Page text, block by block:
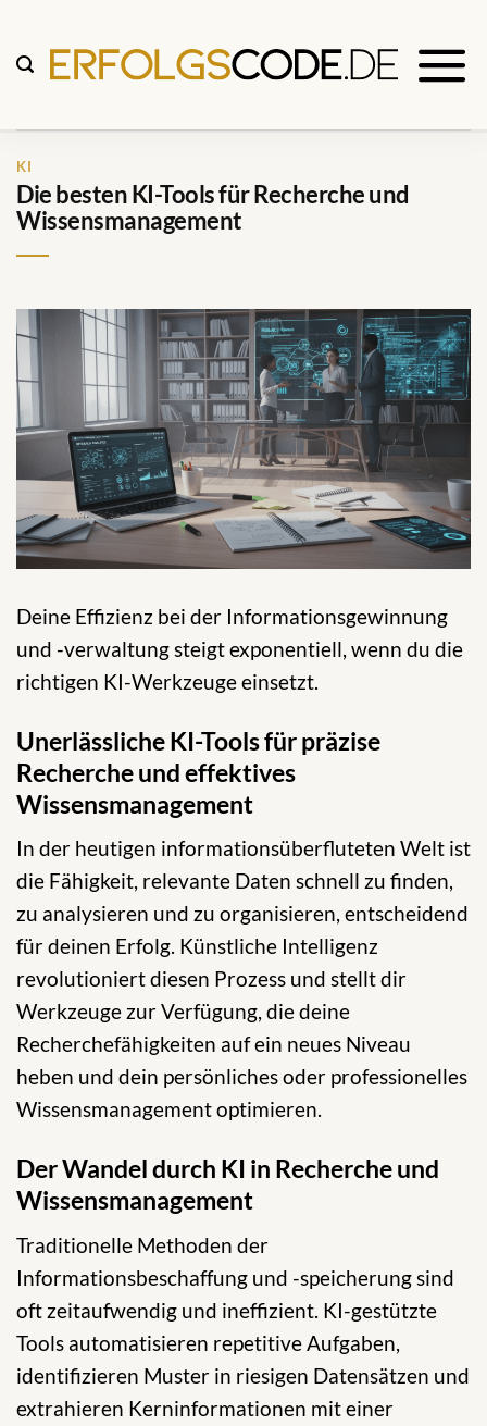
Inhalt
springen
KI
Die besten KI-Tools für Recherche und
Wissensmanagement
Deine Effizienz bei der Informationsgewinnung
und -verwaltung steigt exponentiell, wenn du die
richtigen KI-Werkzeuge einsetzt.
Unerlässliche KI-Tools für präzise
Recherche und effektives
Wissensmanagement
In der heutigen informationsüberfluteten Welt ist
die Fähigkeit, relevante Daten schnell zu finden,
zu analysieren und zu organisieren, entscheidend
für deinen Erfolg. Künstliche Intelligenz
revolutioniert diesen Prozess und stellt dir
Werkzeuge zur Verfügung, die deine
Recherchefähigkeiten auf ein neues Niveau
heben und dein persönliches oder professionelles
Wissensmanagement optimieren.
Der Wandel durch KI in Recherche und
Wissensmanagement
Traditionelle Methoden der
Informationsbeschaffung und -speicherung sind
oft zeitaufwendig und ineffizient. KI-gestützte
Tools automatisieren repetitive Aufgaben,
identifizieren Muster in riesigen Datensätzen und
extrahieren Kerninformationen mit einer